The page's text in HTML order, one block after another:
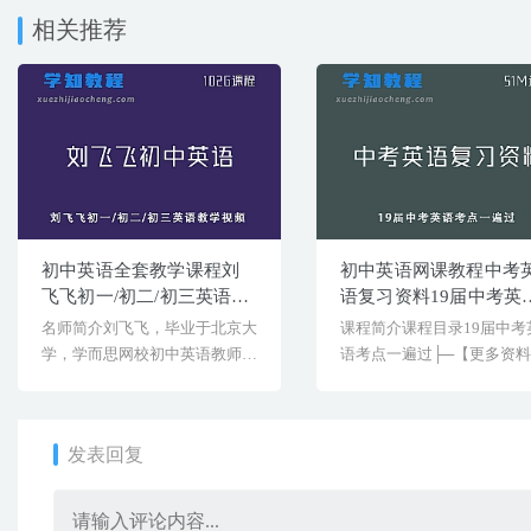
相关推荐
初中英语全套教学课程刘
飞飞初一/初二/初三英语教
学视频
名师简介刘飞飞，毕业于北京大
学，学而思网校初中英语教师。
初中英语网课教程中考
语复习资料19届中考英
考点一遍过
课程简介课程目录19届中考
语考点一遍过├─【更多资料
发表回复